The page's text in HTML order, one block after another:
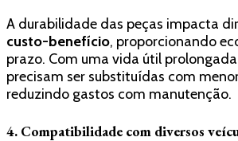
A durabilidade das peças impacta
custo-benefício, proporcionando
prazo. Com uma vida útil
precisam ser substituídas com
reduzindo gastos com manutenção.
4. Compatibilidade com diversos